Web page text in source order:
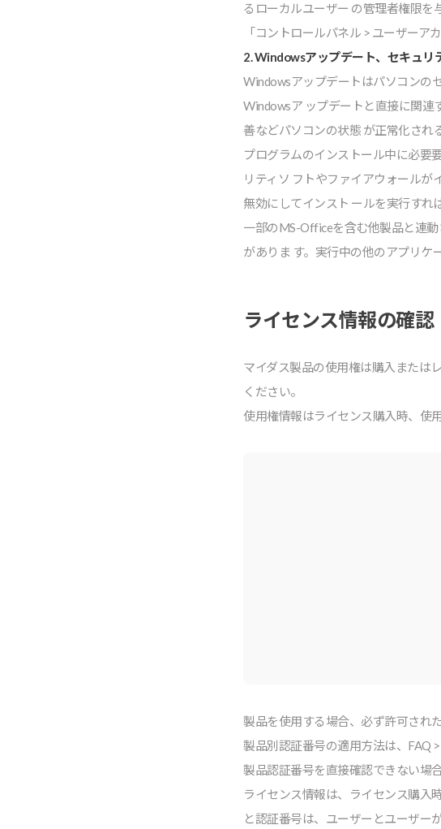
るローカルユーザー の管理者権限を
「コントロールパネル > ユーザーア
2. Windowsアップデート、セキュリ
Windowsアップデートはパソコンの
Windowsア ップデートと直接に関
善などパソコンの状態 が正常化され
プログラムのインストール中に必要
リティソ フトやファイアウォール
無効にしてインスト ールを実⾏すれ
⼀部のMS-Officeを含む他製品と連
がありま す。実⾏中の他のアプリケ
ライセンス情報の確認
マイダス製品の使⽤権は購⼊または
ください。
使⽤権情報はライセンス購⼊時、使
製品を使⽤する場合、必ず許可され
製品別認証番号の適⽤⽅法は、FAQ
製品認証番号を直接確認できない場
ライセンス情報は、ライセンス購⼊
と認証番号は、ユーザーとユーザー